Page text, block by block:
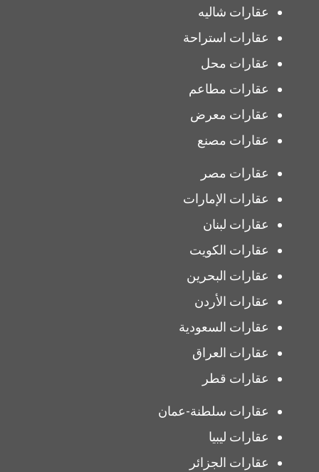
عقارات شاليه
عقارات استراحة
عقارات محل
عقارات مطاعم
عقارات معرض
عقارات مصنع
عقارات مصر
عقارات الإمارات
عقارات لبنان
عقارات الكويت
عقارات البحرين
عقارات الأردن
عقارات السعودية
عقارات العراق
عقارات قطر
عقارات سلطنة-عمان
عقارات ليبيا
عقارات الجزائر